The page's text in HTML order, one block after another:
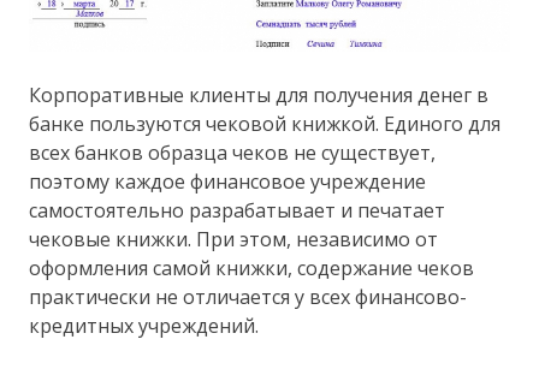
Корпоративные клиенты для получения денег в
банке пользуются чековой книжкой. Единого для
всех банков образца чеков не существует,
поэтому каждое финансовое учреждение
самостоятельно разрабатывает и печатает
чековые книжки. При этом, независимо от
оформления самой книжки, содержание чеков
практически не отличается у всех финансово-
кредитных учреждений.